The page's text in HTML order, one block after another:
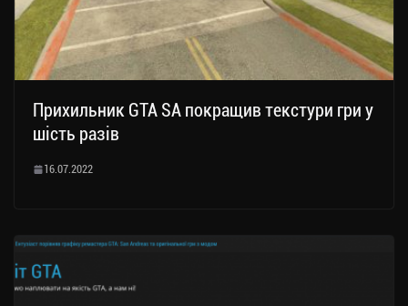
Прихильник GTA SA покращив текстури гри у
шість разів
16.07.2022